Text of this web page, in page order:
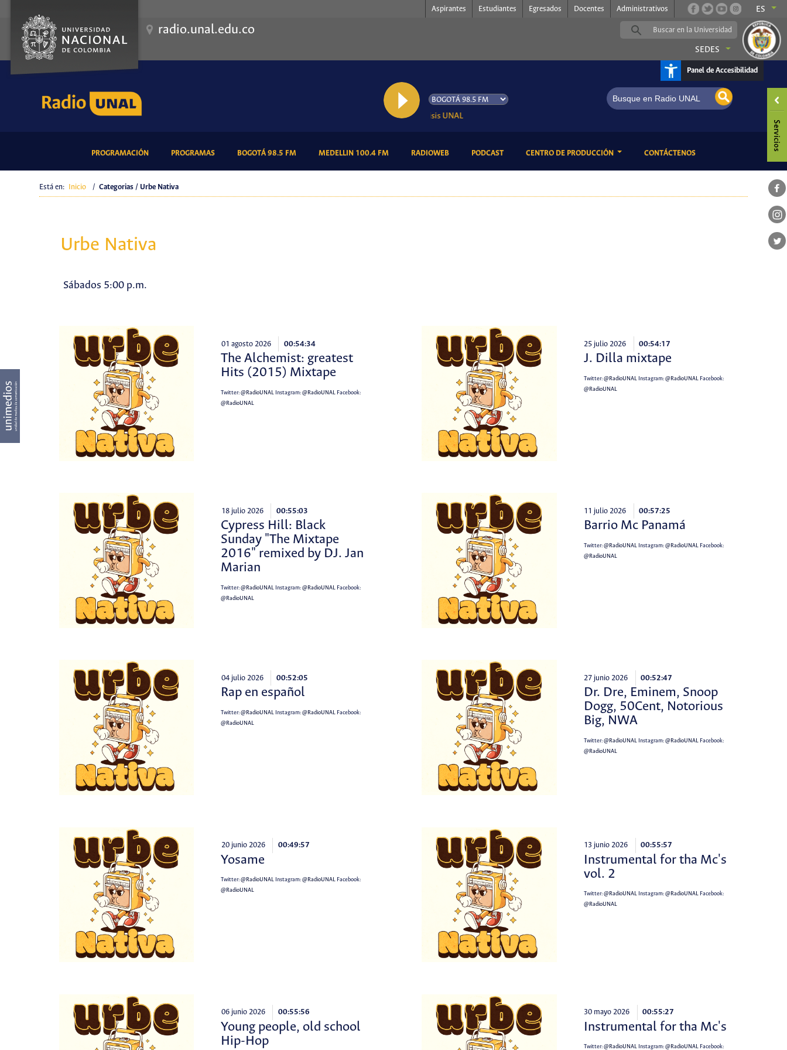
Aspirantes Estudiantes Egresados Docentes Administrativos ES
radio.unal.edu.co
SEDES
Panel de Accesibilidad
AL AIRE: Análisis UNAL
PROGRAMACIÓN(CURRENT)PROGRAMAS(CURRENT)BOGOTÁ 98.5 FM(CURRENT)MEDELLIN 100.4 FM(CURRENT)RADIOWEB(CURRENT)PODCAST(CURRENT)CENTRO DE PRODUCCIÓN CONTÁCTENOS(CURRENT)
Está en: Inicio / Categorias / Urbe Nativa
Urbe Nativa
Sábados 5:00 p.m.
01 agosto 2026 00:54:34
The Alchemist: greatest
Hits (2015) Mixtape
Twitter:@RadioUNAL Instagram:@RadioUNAL Facebook:
@RadioUNAL
25 julio 2026 00:54:17
J. Dilla mixtape
Twitter:@RadioUNALInstagram:@RadioUNALFacebook:
@RadioUNAL
18 julio 2026 00:55:03
Cypress Hill: Black
Sunday "The Mixtape
2016" remixed by DJ. Jan
Marian
Twitter:@RadioUNAL Instagram:@RadioUNAL Facebook:
@RadioUNAL
11 julio 2026 00:57:25
Barrio Mc Panamá
Twitter:@RadioUNALInstagram:@RadioUNALFacebook:
@RadioUNAL
04 julio 2026 00:52:05
Rap en español
Twitter:@RadioUNAL Instagram:@RadioUNAL Facebook:
@RadioUNAL
27 junio 2026 00:52:47
Dr. Dre, Eminem, Snoop
Dogg, 50Cent, Notorious
Big, NWA
Twitter:@RadioUNALInstagram:@RadioUNALFacebook:
@RadioUNAL
20 junio 2026 00:49:57
Yosame
Twitter:@RadioUNAL Instagram:@RadioUNAL Facebook:
@RadioUNAL
13 junio 2026 00:55:57
Instrumental for tha Mc's
vol. 2
Twitter:@RadioUNALInstagram:@RadioUNALFacebook:
@RadioUNAL
06 junio 2026 00:55:56
Young people, old school
Hip-Hop
30 mayo 2026 00:55:27
Instrumental for tha Mc's
Twitter:@RadioUNALInstagram:@RadioUNALFacebook: